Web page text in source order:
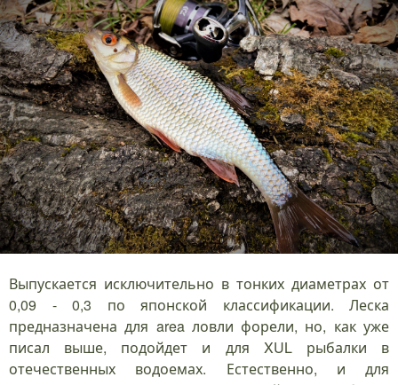
Выпускается исключительно в тонких диаметрах от
0,09 - 0,3 по японской классификации. Леска
предназначена для area ловли форели, но, как уже
писал выше, подойдет и для XUL рыбалки в
отечественных водоемах. Естественно, и для